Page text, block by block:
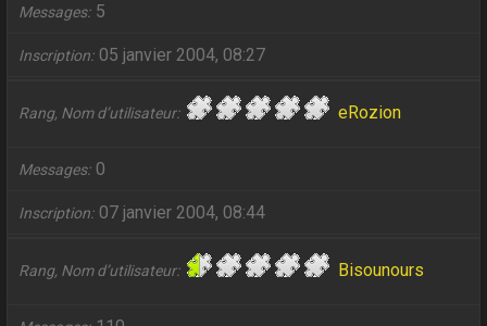
Messages 5
Inscription 05 janvier 2004, 08:27
Rang, Nom d’utilisateur eRozion
Messages 0
Inscription 07 janvier 2004, 08:44
Rang, Nom d’utilisateur Bisounours